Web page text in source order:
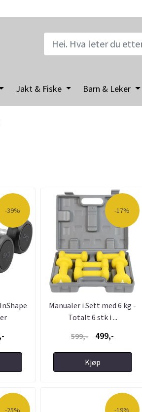
Jakt & Fiske Barn & Leker
-39% -17%
Manualer i Sett med 6 kg -
Totalt 6 stk i ...
599,-
499,-
Kjøp
-25% -19%